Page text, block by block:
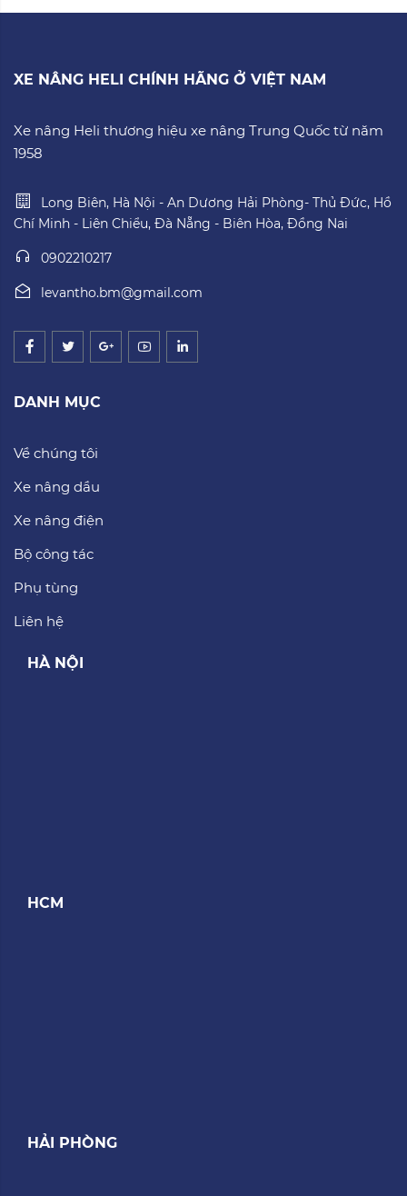
XE NÂNG HELI CHÍNH HÃNG Ở VIỆT NAM
Xe nâng Heli thương hiệu xe nâng Trung Quốc từ năm
1958
Long Biên, Hà Nội - An Dương Hải Phòng- Thủ Đức, Hồ
Chí Minh - Liên Chiểu, Đà Nẵng - Biên Hòa, Đồng Nai
0902210217
levantho.bm@gmail.com
DANH MỤC
Về chúng tôi
Xe nâng dầu
Xe nâng điện
Bộ công tác
Phụ tùng
Liên hệ
HÀ NỘI
HCM
HẢI PHÒNG